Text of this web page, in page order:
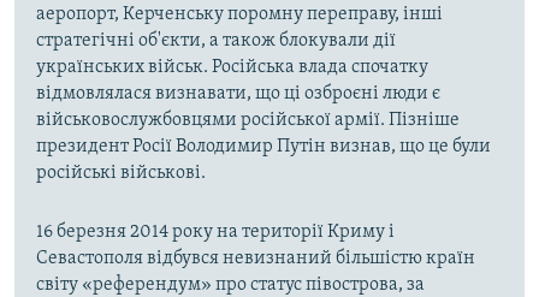
аеропорт, Керченську поромну переправу, інші
стратегічні об'єкти, а також блокували дії
українських військ. Російська влада спочатку
відмовлялася визнавати, що ці озброєні люди є
військовослужбовцями російської армії. Пізніше
президент Росії Володимир Путін визнав, що це були
російські військові.
16 березня 2014 року на території Криму і
Севастополя відбувся невизнаний більшістю країн
світу «референдум» про статус півострова, за